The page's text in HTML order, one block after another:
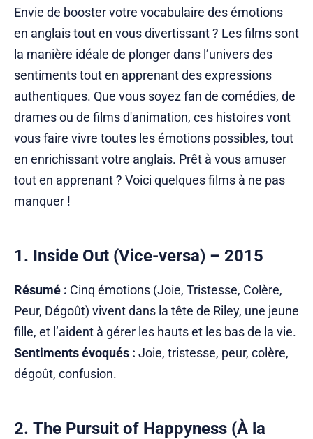
Envie de booster votre vocabulaire des émotions
en anglais tout en vous divertissant ? Les films sont
la manière idéale de plonger dans l’univers des
sentiments tout en apprenant des expressions
authentiques. Que vous soyez fan de comédies, de
drames ou de films d'animation, ces histoires vont
vous faire vivre toutes les émotions possibles, tout
en enrichissant votre anglais. Prêt à vous amuser
tout en apprenant ? Voici quelques films à ne pas
manquer !
1. Inside Out (Vice-versa) – 2015
Résumé : Cinq émotions (Joie, Tristesse, Colère,
Peur, Dégoût) vivent dans la tête de Riley, une jeune
fille, et l’aident à gérer les hauts et les bas de la vie.
Sentiments évoqués : Joie, tristesse, peur, colère,
dégoût, confusion.
2. The Pursuit of Happyness (À la